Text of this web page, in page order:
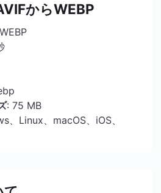
からWEBP
: 75 MB
、Linux、macOS、iOS、